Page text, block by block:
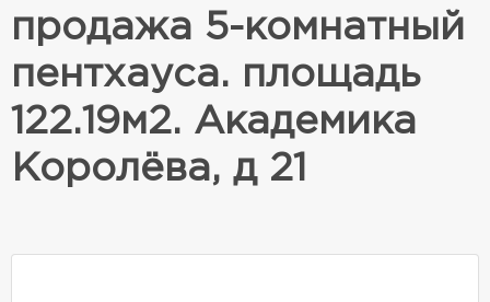
продажа 5-комнатный
пентхауса. площадь
122.19м2. Академика
Королёва, д 21